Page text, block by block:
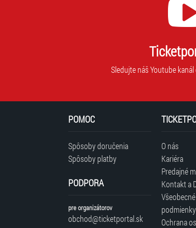
Sledujte náš Youtube
POMOC
Spôsoby doručenia
Spôsoby platby
PODPORA
pre organizátorov
obchod@ticketportal.sk
O nás
Kariéra
Predajné
Kontakt a
podmienky
Ochrana